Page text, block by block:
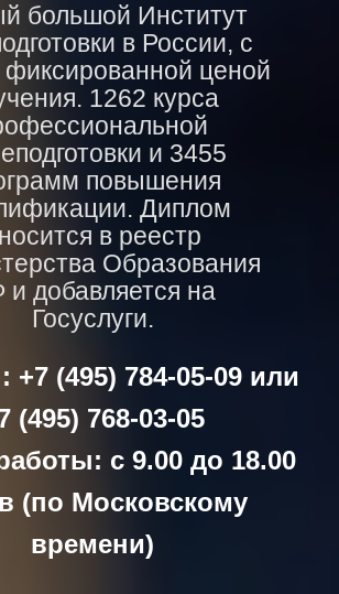
большой Институт
в России, с
фиксированной ценой
1262 курса
и 3455
повышения
Диплом
в реестр
Образования
и добавляется на
Госуслуги.
(495) 784-05-09 или
(495) 768-03-05
с 9.00 до 18.00
(по Московскому
времени)